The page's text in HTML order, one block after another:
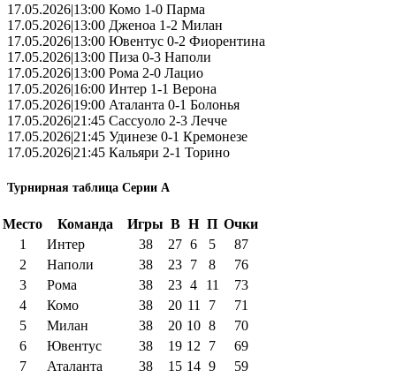
17.05.2026|13:00 Комо 1-0 Парма
17.05.2026|13:00 Дженоа 1-2 Милан
17.05.2026|13:00 Ювентус 0-2 Фиорентина
17.05.2026|13:00 Пиза 0-3 Наполи
17.05.2026|13:00 Рома 2-0 Лацио
17.05.2026|16:00 Интер 1-1 Верона
17.05.2026|19:00 Аталанта 0-1 Болонья
17.05.2026|21:45 Сассуоло 2-3 Лечче
17.05.2026|21:45 Удинезе 0-1 Кремонезе
17.05.2026|21:45 Кальяри 2-1 Торино
Турнирная таблица Серии А
Место Команда Игры В Н П Очки
1
Интер 38 27 6 5
87
2
Наполи 38 23 7 8
76
3
Рома 38 23 4 11
73
4
Комо 38 20 11 7
71
5
Милан 38 20 10 8
70
6
Ювентус 38 19 12 7
69
7
Аталанта 38 15 14 9
59